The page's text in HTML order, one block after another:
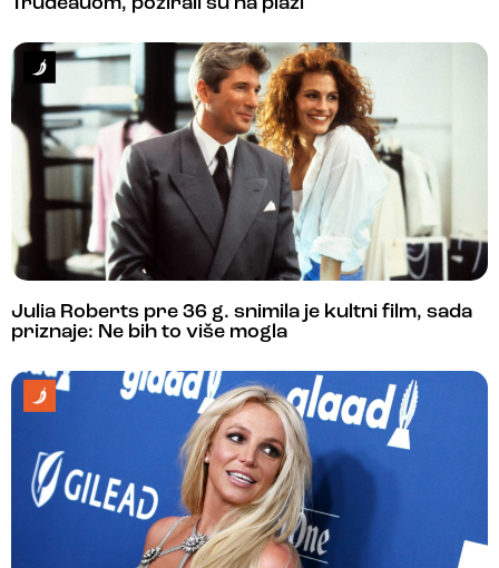
Julia Roberts pre 36 g. snimila je kultni film, sada
priznaje: Ne bih to više mogla